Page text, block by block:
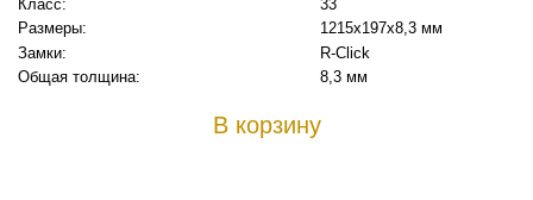
Класс:
33
Размеры:
1215х197х8,3 мм
Замки:
R-Click
Общая толщина:
8,3 мм
В корзину